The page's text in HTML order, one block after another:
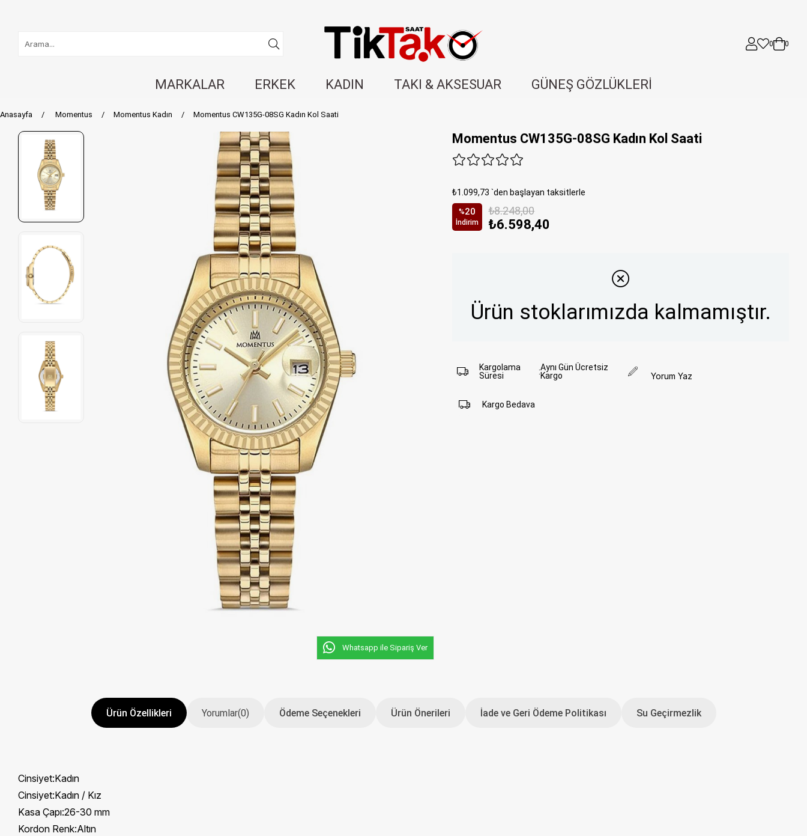
0 0
MARKALAR ERKEK KADIN TAKI & AKSESUAR GÜNEŞ GÖZLÜKLERİ
Anasayfa Momentus Momentus Kadın Momentus CW135G-08SG Kadın Kol Saati
Whatsapp ile Sipariş Ver
Momentus CW135G-08SG Kadın Kol Saati
₺1.099,73 `den başlayan taksitlerle
%20
İndirim
₺8.248,00
₺6.598,40
Ürün stoklarımızda kalmamıştır.
Kargolama
Süresi
:Aynı Gün Ücretsiz
Kargo
Kargo Bedava
Yorum Yaz
Ürün Özellikleri Yorumlar(0) Ödeme Seçenekleri Ürün Önerileri İade ve Geri Ödeme Politikası Su Geçirmezlik
Cinsiyet:Kadın
Cinsiyet:Kadın / Kız
Kasa Çapı:26-30 mm
Kordon Renk:Altın